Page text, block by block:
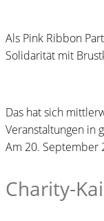
Als Pink Ribbon
Solidarität mit
Das hat sich
Veranstaltungen in
Am 20. September
Charity-